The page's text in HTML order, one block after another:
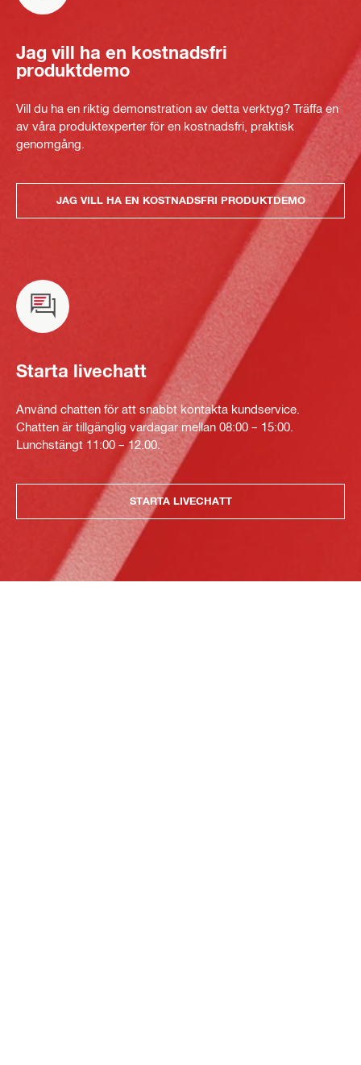
Jag vill ha en kostnadsfri
produktdemo
Vill du ha en riktig demonstration av detta verktyg? Träffa en
av våra produktexperter för en kostnadsfri, praktisk
genomgång.
JAG VILL HA EN KOSTNADSFRI PRODUKTDEMO
Starta livechatt
Använd chatten för att snabbt kontakta kundservice.
Chatten är tillgänglig vardagar mellan 08:00 – 15:00.
Lunchstängt 11:00 – 12.00.
STARTA LIVECHATT